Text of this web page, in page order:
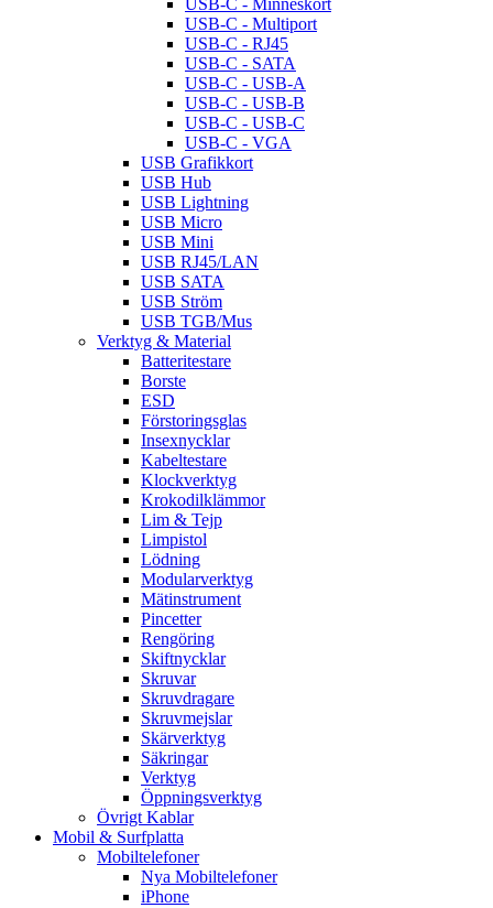
USB-C - Minneskort
USB-C - Multiport
USB-C - RJ45
USB-C - SATA
USB-C - USB-A
USB-C - USB-B
USB-C - USB-C
USB-C - VGA
USB Grafikkort
USB Hub
USB Lightning
USB Micro
USB Mini
USB RJ45/LAN
USB SATA
USB Ström
USB TGB/Mus
Verktyg & Material
Batteritestare
Borste
ESD
Förstoringsglas
Insexnycklar
Kabeltestare
Klockverktyg
Krokodilklämmor
Lim & Tejp
Limpistol
Lödning
Modularverktyg
Mätinstrument
Pincetter
Rengöring
Skiftnycklar
Skruvar
Skruvdragare
Skruvmejslar
Skärverktyg
Säkringar
Verktyg
Öppningsverktyg
Övrigt Kablar
Mobil & Surfplatta
Mobiltelefoner
Nya Mobiltelefoner
iPhone